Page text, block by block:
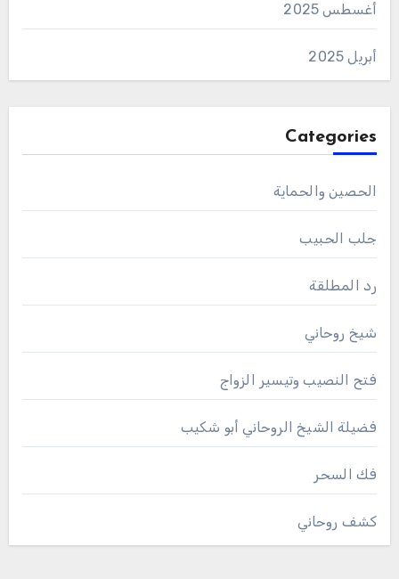
أغسطس 2025
أبريل 2025
Categories
الحصين والحماية
جلب الحبيب
رد المطلقة
شيخ روحاني
فتح النصيب وتيسير الزواج
فضيلة الشيخ الروحاني أبو شكيب
فك السحر
كشف روحاني